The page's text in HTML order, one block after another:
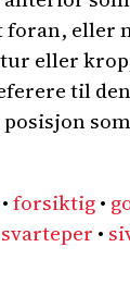
foran, eller
eller
til
•forsiktig•
svarteper •